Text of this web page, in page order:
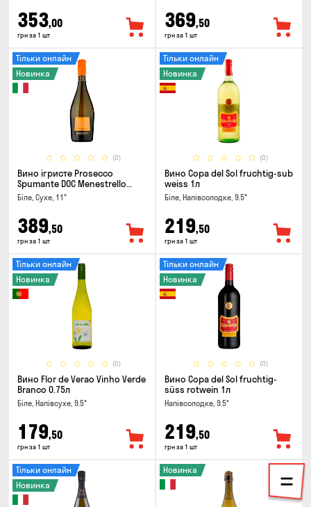
353,00
грн за 1 шт
369,50
грн за 1 шт
(0)
Тільки онлайн
Новинка
Вино ігристе Prosecco
Spumante DOC Menestrello
0.75л
Біле, Сухе, 11°
389,50
грн за 1 шт
(0)
Тільки онлайн
Новинка
Вино Copa del Sol fruchtig-sub
weiss 1л
Біле, Напівсолодке, 9.5°
219,50
грн за 1 шт
(0)
Тільки онлайн
Новинка
Вино Flor de Verao Vinho Verde
Branco 0.75л
Біле, Напівсухе, 9.5°
179,50
грн за 1 шт
(0)
Тільки онлайн
Новинка
Вино Copa del Sol fruchtig-
süss rotwein 1л
Напівсолодке, 9.5°
219,50
грн за 1 шт
Тільки онлайн
Новинка
Новинка